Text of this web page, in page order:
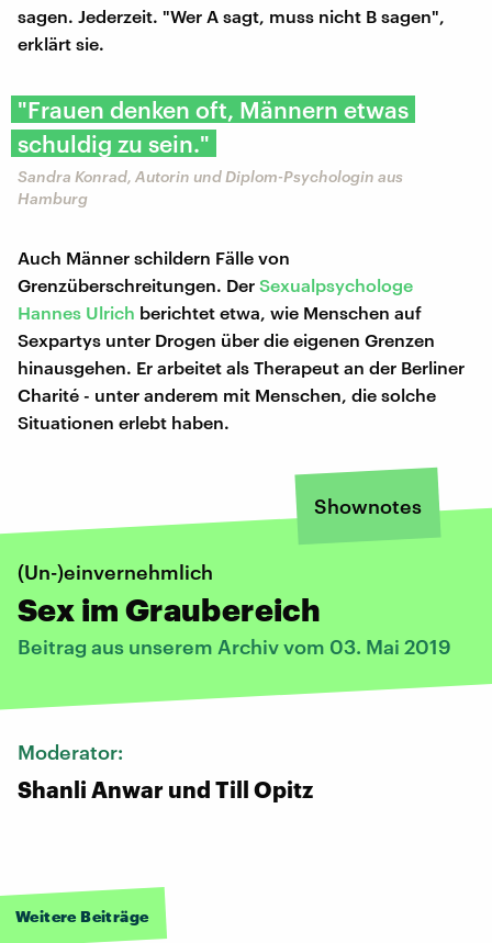
sagen. Jederzeit. "Wer A sagt, muss nicht B sagen",
erklärt sie.
"Frauen denken oft, Männern etwas
schuldig zu sein."
Sandra Konrad, Autorin und Diplom-Psychologin aus
Hamburg
Auch Männer schildern Fälle von
Grenzüberschreitungen. Der Sexualpsychologe
Hannes Ulrich berichtet etwa, wie Menschen auf
Sexpartys unter Drogen über die eigenen Grenzen
hinausgehen. Er arbeitet als Therapeut an der Berliner
Charité - unter anderem mit Menschen, die solche
Situationen erlebt haben.
Shownotes
(Un-)einvernehmlich
Sex im Graubereich
Beitrag aus unserem Archiv vom 03. Mai 2019
Moderator:
Shanli Anwar und Till Opitz
Weitere Beiträge